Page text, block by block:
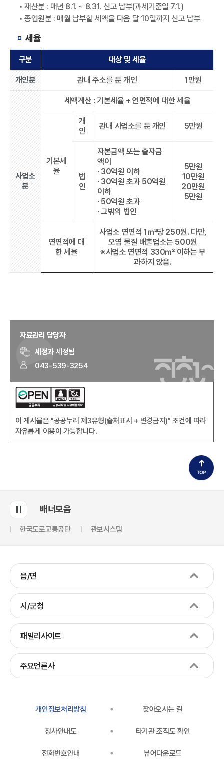
재산분 : 매년 8.1. ~ 8.31. 신고 납부(과세기준일 7.1.)
종업원분 : 매월 납부할 세액을 다음 달 10일까지 신고 납부
세율
구분 대상 및 세율
개인분 관내 주소를 둔 개인 1만원
사업소
분
세액계산 : 기본세율 + 연면적에 대한 세율
기본세
율
개
인
관내 사업소를 둔 개인 5만원
법
인
자본금액 또는 출자금
액이
· 30억원 이하
· 30억원 초과 50억원
이하
· 50억원 초과
· 그밖의 법인
5만원
10만원
20만원
5만원
연면적에 대
한 세율
사업소 연면적 1㎡당 250원. 다만,
오염 물질 배출업소는 500원
※사업소 연면적 330㎡ 이하는 부
과하지 않음.
자료관리 담당자
세정과 세정팀
043-539-3254
이 게시물은 "공공누리 제3유형(출처표시 + 변경금지)" 조건에 따라
자유롭게 이용이 가능합니다.
배너모음
한국도로교통공단 관보시스템
읍/면
시/군청
패밀리사이트
주요언론사
개인정보처리방침 찾아오시는 길
청사안내도 타기관 조직도 확인
전화번호안내 뷰어다운로드